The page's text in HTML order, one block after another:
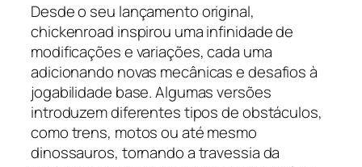
Desde o seu lançamento original,
chickenroad inspirou uma infinidade de
modificações e variações, cada uma
adicionando novas mecânicas e desafios à
jogabilidade base. Algumas versões
introduzem diferentes tipos de obstáculos,
como trens, motos ou até mesmo
dinossauros, tornando a travessia da